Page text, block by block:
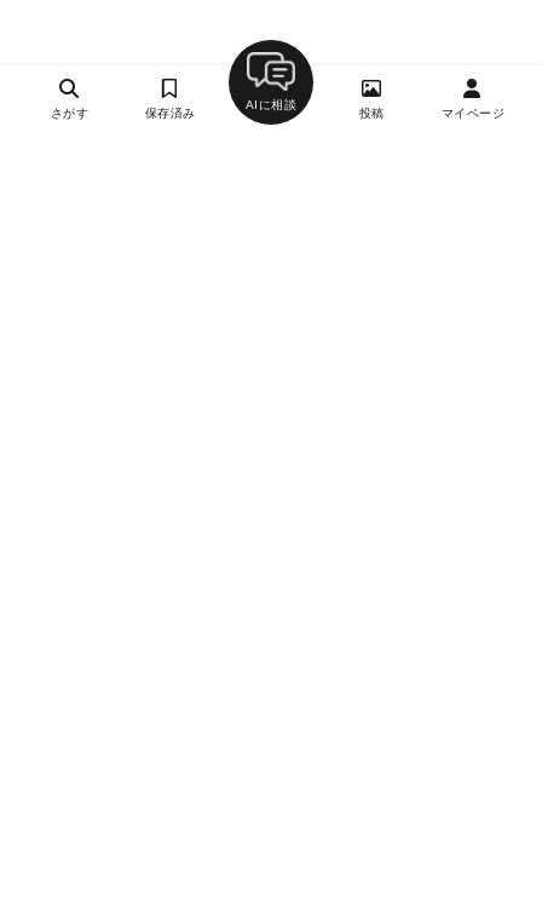
さがす 保存済み
AIに相談
投稿 マイページ